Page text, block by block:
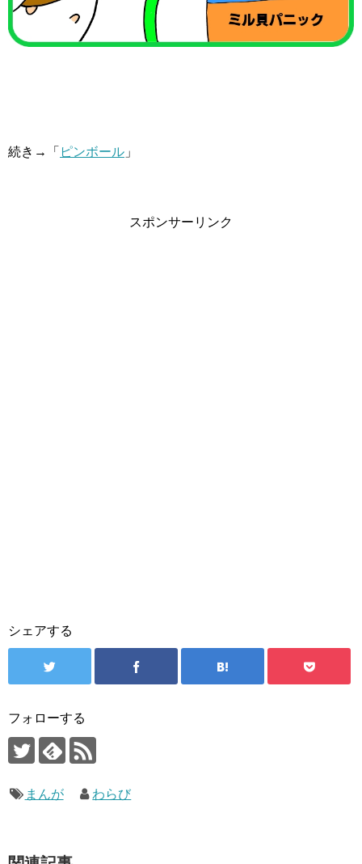
続き→「 ピンボール 」
スポンサーリンク
シェアする
フォローする
まんが わらび